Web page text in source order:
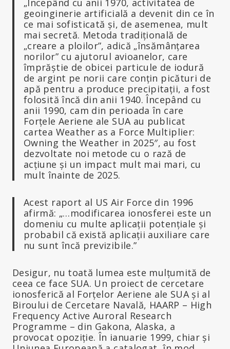
„Începând cu anii 1970, activitatea de
geoinginerie artificială a devenit din ce în
ce mai sofisticată și, de asemenea, mult
mai secretă. Metoda tradițională de
„creare a ploilor”, adică „însămânțarea
norilor” cu ajutorul avioanelor, care
împrăștie de obicei particule de iodură
de argint pe norii care conțin picături de
apă pentru a produce precipitații, a fost
folosită încă din anii 1940. Începând cu
anii 1990, cam din perioada în care
Forțele Aeriene ale SUA au publicat
cartea Weather as a Force Multiplier:
Owning the Weather in 2025″, au fost
dezvoltate noi metode cu o rază de
acțiune și un impact mult mai mari, cu
mult înainte de 2025.
Acest raport al US Air Force din 1996
afirmă: „…modificarea ionosferei este un
domeniu cu multe aplicații potențiale și
probabil că există aplicații auxiliare care
nu sunt încă previzibile.”
Desigur, nu toată lumea este mulțumită de
ceea ce face SUA. Un proiect de cercetare
ionosferică al Forțelor Aeriene ale SUA și al
Biroului de Cercetare Navală, HAARP – High
Frequency Active Auroral Research
Programme – din Gakona, Alaska, a
provocat opoziție. În ianuarie 1999, chiar și